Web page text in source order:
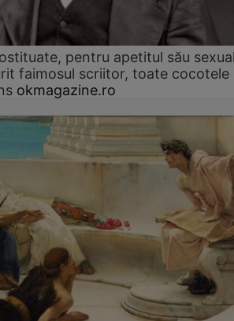
pentru apetitul său
faimosul scriitor, toate cocotele
okmagazine.ro